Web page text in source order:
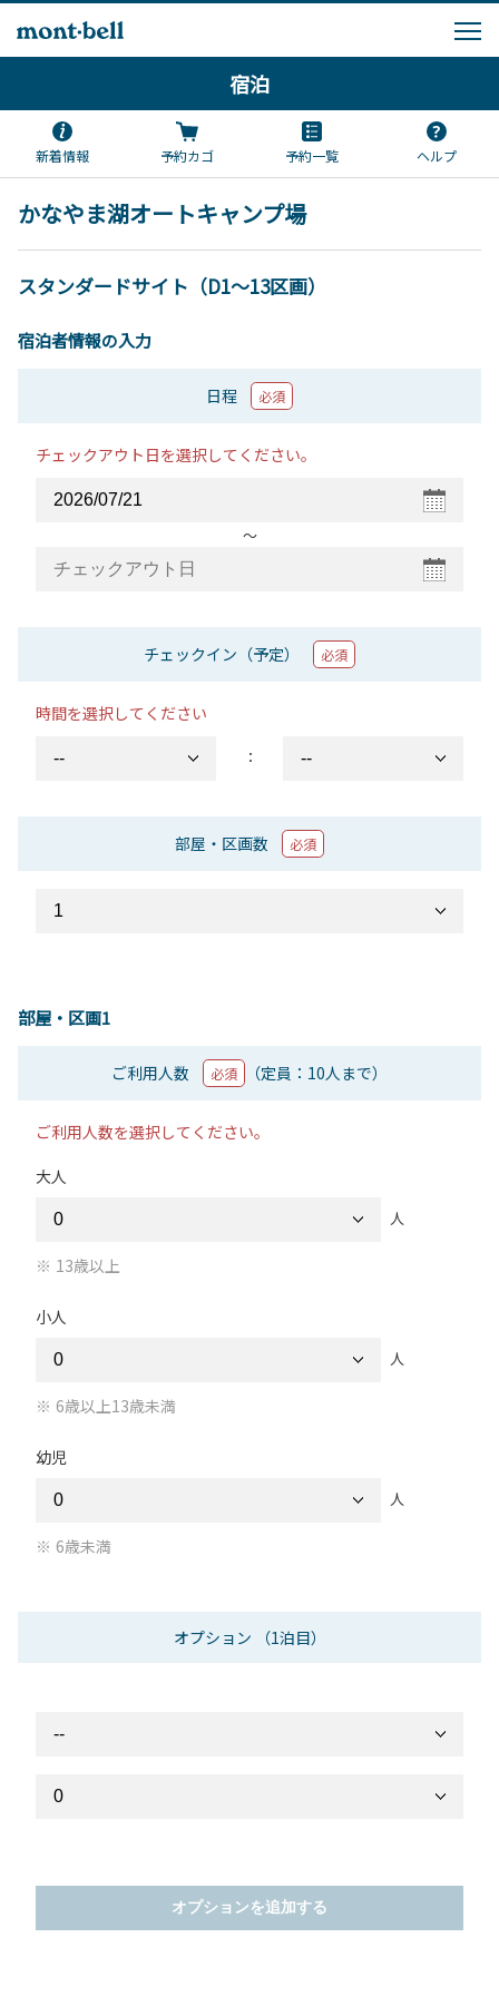
宿泊
新着情報 予約カゴ 予約一覧 ヘルプ
かなやま湖オートキャンプ場
スタンダードサイト（D1～13区画）
宿泊者情報の入力
日程 必須
チェックアウト日を選択してください。
〜
チェックイン（予定） 必須
時間を選択してください
：
部屋・区画数 必須
部屋・区画1
ご利用人数 必須 （定員：10人まで）
ご利用人数を選択してください。
大人
人
13歳以上
小人
人
6歳以上13歳未満
幼児
人
6歳未満
オプション （1泊目）
オプションを追加する